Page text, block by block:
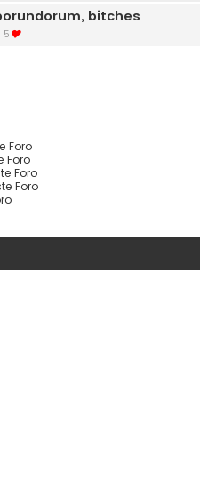
bitches
5
Foro
Foro
Foro
Foro